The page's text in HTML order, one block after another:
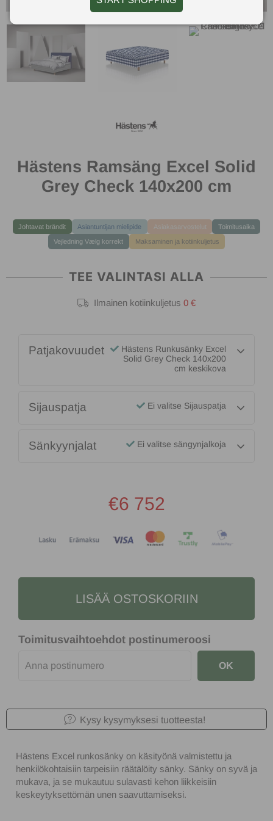
Hästens Excel runkosänky on käsityönä valmistettu ja
henkilökohtaisiin tarpeisiin räätälöity sänky. Sänky on syvä ja
mukava, ja se mukautuu sulavasti kehon liikkeisiin
keskeytyksettömän unen saavuttamiseksi.
Hästens Ramsäng Excel Solid
Grey Check 140x200 cm
Johtavat brändit Asiantuntijan mielipide Asiakasarvostelut Toimitusaika
Vejledning Vælg korrekt Maksaminen ja kotiinkuljetus
TEE VALINTASI ALLA
Ilmainen kotiinkuljetus 0 €
Patjakovuudet
Hästens Runkusänky Excel
Solid Grey Check 140x200
cm keskikova
Sijauspatja Ei valitse Sijauspatja
Sänkyynjalat Ei valitse sängynjalkoja
€6 752
LISÄÄ OSTOSKORIIN
Toimitusvaihtoehdot postinumeroosi
OK
Kysy kysymyksesi tuotteesta!